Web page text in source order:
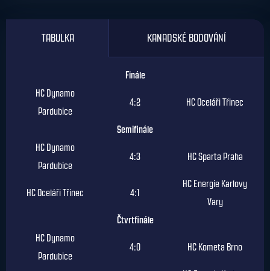
TABULKA KANADSKÉ BODOVÁNÍ
Finále
HC Dynamo
Pardubice
4:2 HC Oceláři Třinec
Semifinále
HC Dynamo
Pardubice
4:3 HC Sparta Praha
HC Oceláři Třinec 4:1
HC Energie Karlovy
Vary
Čtvrtfinále
HC Dynamo
Pardubice
4:0 HC Kometa Brno